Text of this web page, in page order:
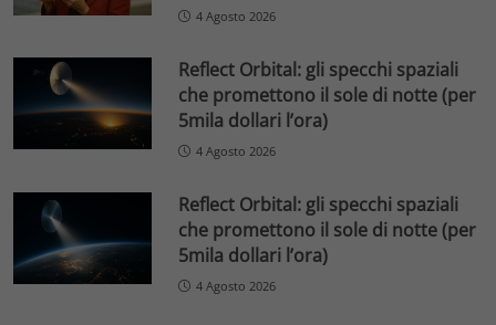
4 Agosto 2026
Reflect Orbital: gli specchi spaziali
che promettono il sole di notte (per
5mila dollari l’ora)
4 Agosto 2026
Reflect Orbital: gli specchi spaziali
che promettono il sole di notte (per
5mila dollari l’ora)
4 Agosto 2026